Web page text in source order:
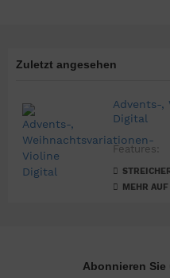
Zuletzt angesehen
Advents-,
Digital
Features:
MEHR
Abonnieren Sie